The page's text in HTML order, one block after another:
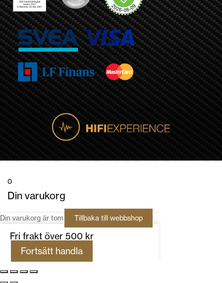
0
Din varukorg
Din varukorg är tom Tillbaka till webbshop
Fri frakt över 500 kr
Fortsätt handla